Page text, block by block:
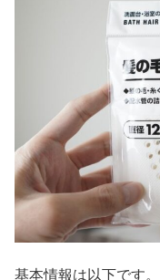
基本情報は以下です。